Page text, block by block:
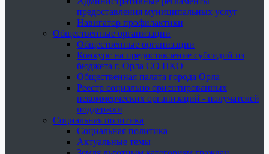
предоставления муниципальных услуг
Навигатор профилактики
Общественные организации
Общественные организации
Конкурс на предоставление субсидий из
бюджета г. Орла СО НКО
Общественная палата города Орла
Реестр социально ориентированных
некоммерческих организаций - получателей
поддержки
Социальная политика
Социальная политика
Актуальные темы